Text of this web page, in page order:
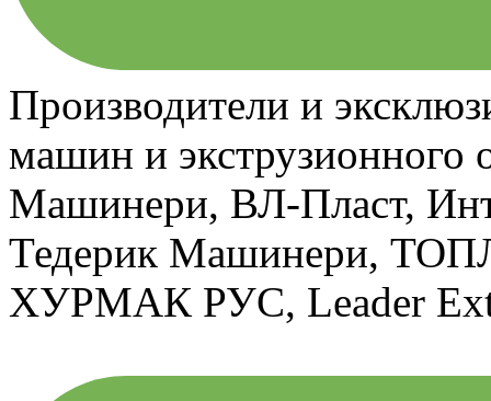
Производители и
машин и
Машинери, ВЛ-Пласт,
Тедерик Машинери,
ХУРМАК РУС, Leader